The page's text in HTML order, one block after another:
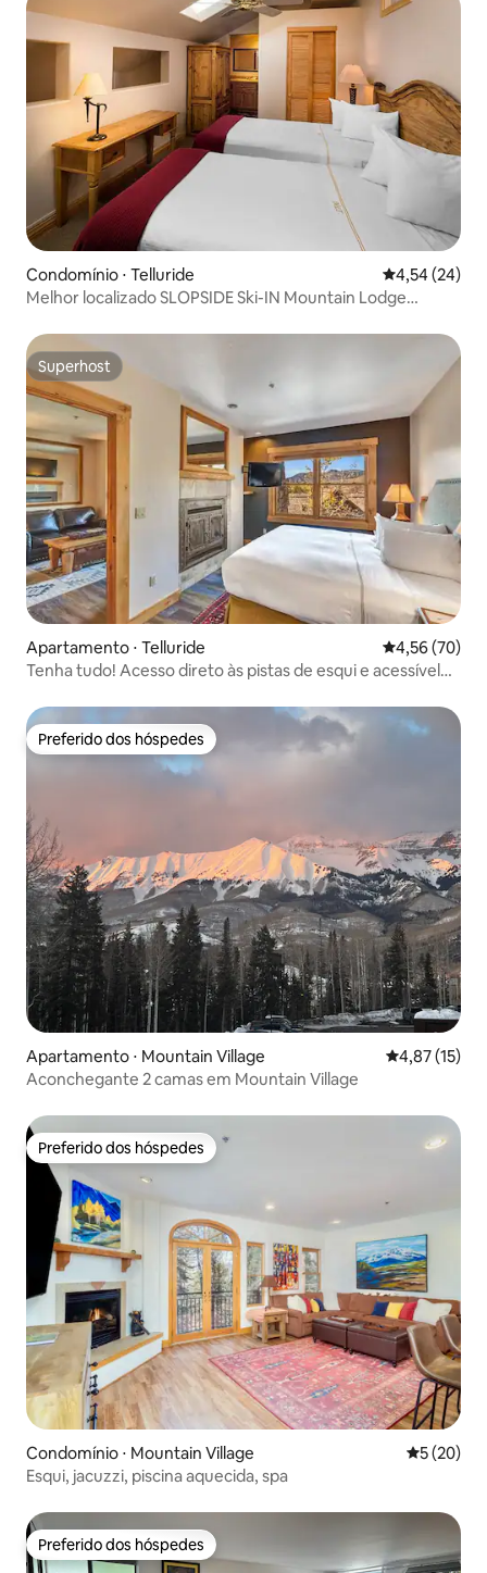
Condomínio ⋅ Telluride 4,54 de uma
4,54 (24)
Melhor localizado SLOPSIDE Ski-IN Mountain Lodge
Superhost
Superhost
Apartamento ⋅ Telluride 4,56 de uma
4,56 (70)
Tenha tudo! Acesso direto às pistas de esqui e acessível
Preferido dos hóspedes
Preferido dos hóspedes
Apartamento ⋅ Mountain Village 4,87 de uma
4,87 (15)
Aconchegante 2 camas em Mountain Village
Preferido dos hóspedes
Preferido dos hóspedes
Condomínio ⋅ Mountain Village 5 de uma
5 (20)
Esqui, jacuzzi, piscina aquecida, spa
Preferido dos hóspedes
Preferido dos hóspedes